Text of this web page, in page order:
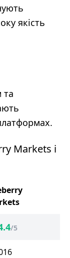
якість
та
Markets і
/5